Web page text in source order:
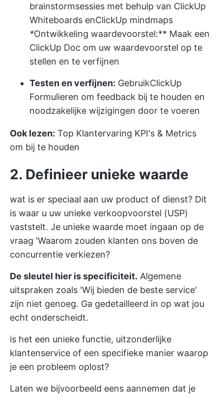
brainstormsessies met behulp van ClickUp
Whiteboards enClickUp mindmaps
*Ontwikkeling waardevoorstel:** Maak een
ClickUp Doc om uw waardevoorstel op te
stellen en te verfijnen
Testen en verfijnen: GebruikClickUp
Formulieren om feedback bij te houden en
noodzakelijke wijzigingen door te voeren
Ook lezen: Top Klantervaring KPI's & Metrics
om bij te houden
2. Definieer unieke waarde
wat is er speciaal aan uw product of dienst? Dit
is waar u uw unieke verkoopvoorstel (USP)
vaststelt. Je unieke waarde moet ingaan op de
vraag 'Waarom zouden klanten ons boven de
concurrentie verkiezen?
De sleutel hier is specificiteit. Algemene
uitspraken zoals 'Wij bieden de beste service'
zijn niet genoeg. Ga gedetailleerd in op wat jou
echt onderscheidt.
is het een unieke functie, uitzonderlijke
klantenservice of een specifieke manier waarop
je een probleem oplost?
Laten we bijvoorbeeld eens aannemen dat je